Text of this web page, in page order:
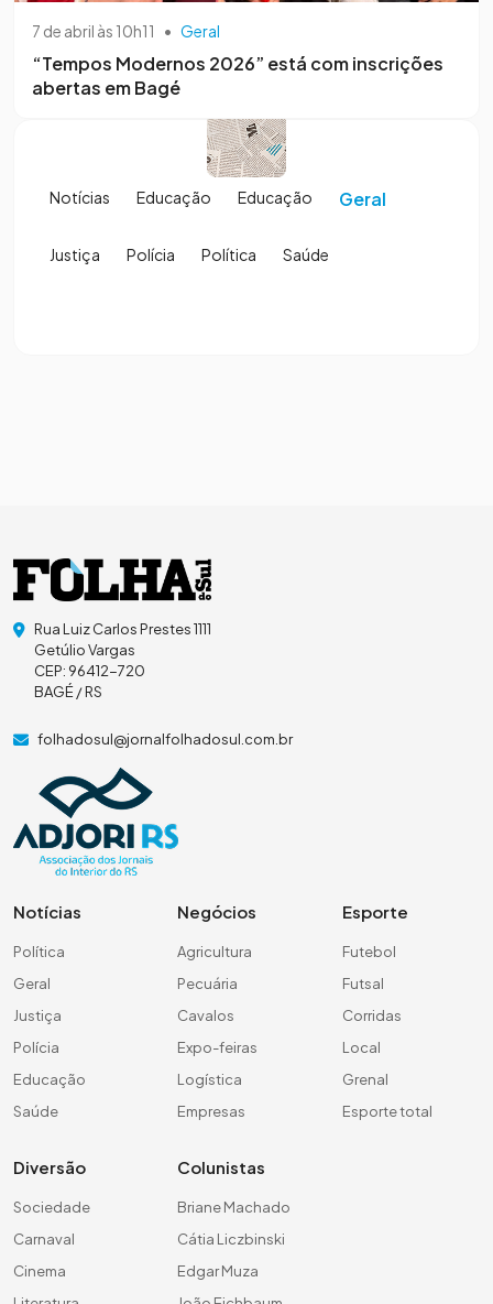
7 de abril às 10h11 • Geral
“Tempos Modernos 2026” está com inscrições
abertas em Bagé
Notícias Educação Educação Geral
Justiça Polícia Política Saúde
Rua Luiz Carlos Prestes 1111
Getúlio Vargas
CEP: 96412-720
BAGÉ / RS
folhadosul@jornalfolhadosul.com.br
Notícias
Política
Geral
Justiça
Polícia
Educação
Saúde
Negócios
Agricultura
Pecuária
Cavalos
Expo-feiras
Logística
Empresas
Esporte
Futebol
Futsal
Corridas
Local
Grenal
Esporte total
Diversão
Sociedade
Carnaval
Cinema
Colunistas
Briane Machado
Cátia Liczbinski
Edgar Muza